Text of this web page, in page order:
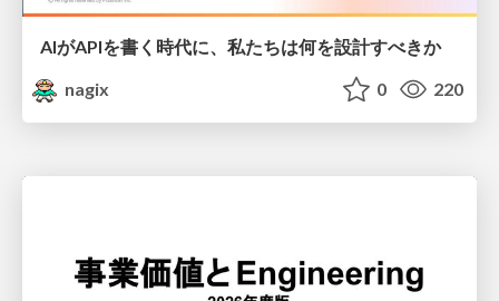
AIがAPIを書く時代に、私たちは何を設計すべきか
nagix
0 220